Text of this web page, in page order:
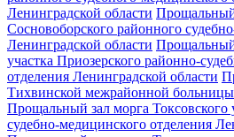
Ленинградской области Прощальный
Сосновоборского районного
Ленинградской области Прощальный
участка Приозерского районно-
отделения Ленинградской области
Тихвинской межрайонной больницы
Прощальный зал морга Токсовского
судебно-медицинского отделения